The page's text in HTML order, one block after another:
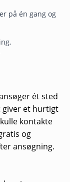
på én gang og
ét sted
giver et hurtigt
kontakte
og
ansøgning.